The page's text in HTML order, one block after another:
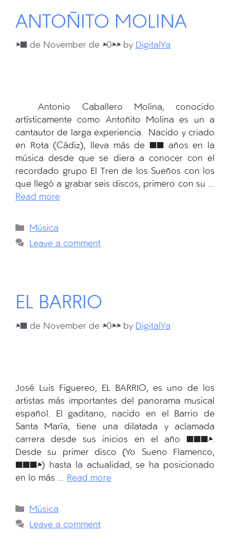
ANTOÑITO MOLINA
27 de November de 2024 by DigitalYa
Antonio Caballero Molina, conocido
artísticamente como Antoñito Molina es un a
cantautor de larga experiencia. Nacido y criado
en Rota (Cádiz), lleva más de 15 años en la
música desde que se diera a conocer con el
recordado grupo El Tren de los Sueños con los
que llegó a grabar seis discos, primero con su …
Read more
Categories
Música
Leave a comment
EL BARRIO
27 de November de 2024 by DigitalYa
José Luis Figuereo, EL BARRIO, es uno de los
artistas más importantes del panorama musical
español. El gaditano, nacido en el Barrio de
Santa María, tiene una dilatada y aclamada
carrera desde sus inicios en el año 1996.
Desde su primer disco (Yo Sueno Flamenco,
1996) hasta la actualidad, se ha posicionado
en lo más … Read more
Categories
Música
Leave a comment